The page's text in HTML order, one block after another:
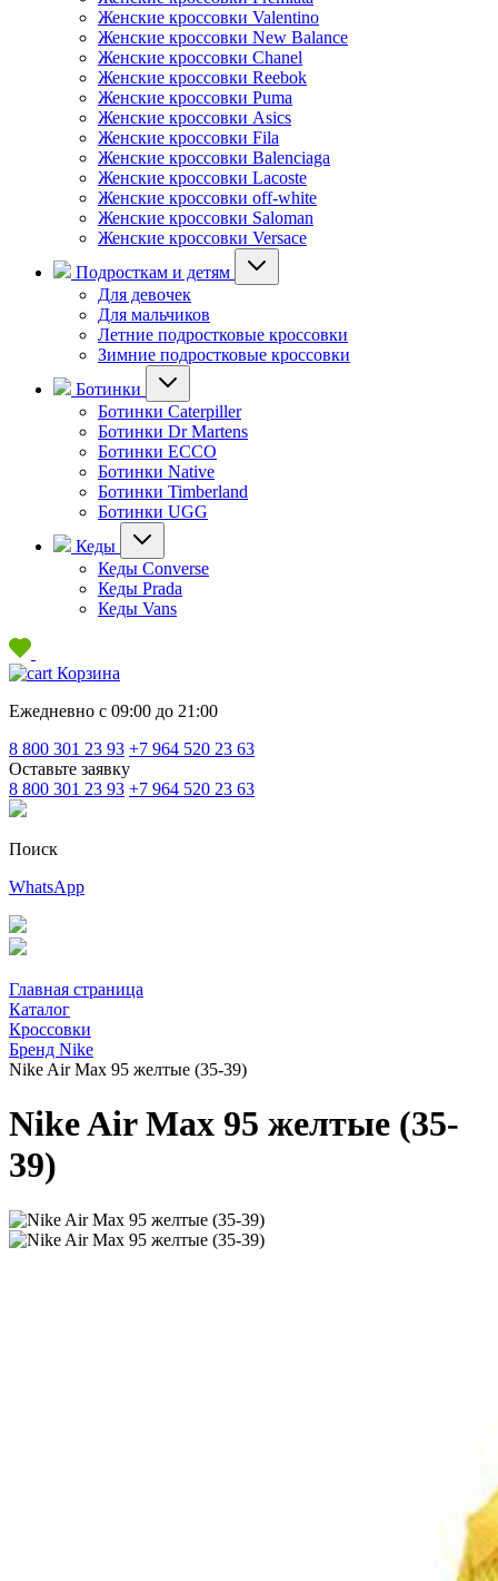
Женские кроссовки Valentino
Женские кроссовки New Balance
Женские кроссовки Chanel
Женские кроссовки Reebok
Женские кроссовки Puma
Женские кроссовки Asics
Женские кроссовки Fila
Женские кроссовки Balenciaga
Женские кроссовки Lacoste
Женские кроссовки off-white
Женские кроссовки Saloman
Женские кроссовки Versace
Подросткам и детям
Для девочек
Для мальчиков
Летние подростковые кроссовки
Зимние подростковые кроссовки
Ботинки
Ботинки Caterpiller
Ботинки Dr Martens
Ботинки ECCO
Ботинки Native
Ботинки Timberland
Ботинки UGG
Кеды
Кеды Converse
Кеды Prada
Кеды Vans
Корзина
Ежедневно с 09:00 до 21:00
8 800 301 23 93 +7 964 520 23 63
Оставьте заявку
8 800 301 23 93 +7 964 520 23 63
Поиск
WhatsApp
Главная страница
Каталог
Кроссовки
Бренд Nike
Nike Air Max 95 желтые (35-39)
Nike Air Max 95 желтые (35-
39)